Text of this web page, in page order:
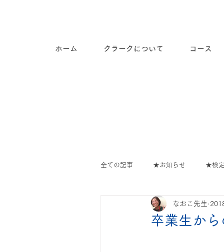
ホーム クラークについて コース
全ての記事 ★お知らせ ★検
教室の出来事 ∟教室のでき
卒業生か
なおこ先生